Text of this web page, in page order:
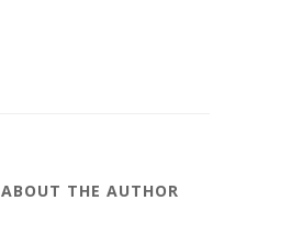
ABOUT THE AUTHOR